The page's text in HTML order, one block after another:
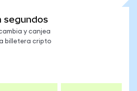
segundos
y canjea
billetera cripto